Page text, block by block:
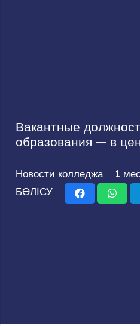
Вакантные
образования — в
Новости колледжа
1
БӨЛІСУ